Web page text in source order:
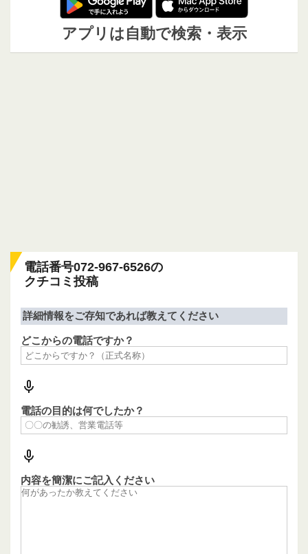
アプリは自動で検索・表示
電話番号072-967-6526の
クチコミ投稿
詳細情報をご存知であれば教えてください
どこからの電話ですか？
電話の目的は何でしたか？
内容を簡潔にご記入ください